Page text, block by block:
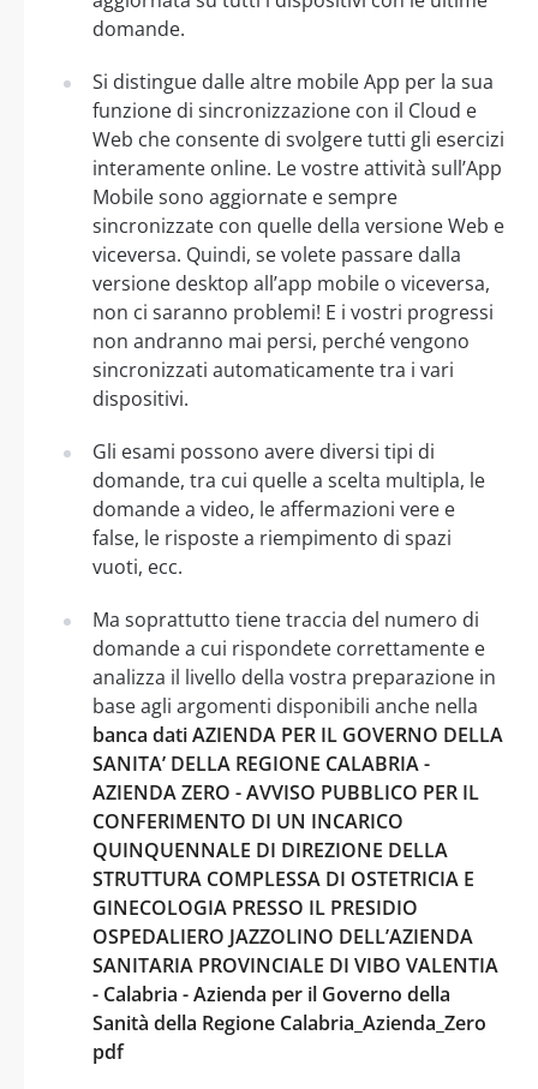
domande.
Si distingue dalle altre mobile App per la sua
funzione di sincronizzazione con il Cloud e
Web che consente di svolgere tutti gli esercizi
interamente online. Le vostre attività sull’App
Mobile sono aggiornate e sempre
sincronizzate con quelle della versione Web e
viceversa. Quindi, se volete passare dalla
versione desktop all’app mobile o viceversa,
non ci saranno problemi! E i vostri progressi
non andranno mai persi, perché vengono
sincronizzati automaticamente tra i vari
dispositivi.
Gli esami possono avere diversi tipi di
domande, tra cui quelle a scelta multipla, le
domande a video, le affermazioni vere e
false, le risposte a riempimento di spazi
vuoti, ecc.
Ma soprattutto tiene traccia del numero di
domande a cui rispondete correttamente e
analizza il livello della vostra preparazione in
base agli argomenti disponibili anche nella
banca dati AZIENDA PER IL GOVERNO DELLA
SANITA’ DELLA REGIONE CALABRIA -
AZIENDA ZERO - AVVISO PUBBLICO PER IL
CONFERIMENTO DI UN INCARICO
QUINQUENNALE DI DIREZIONE DELLA
STRUTTURA COMPLESSA DI OSTETRICIA E
GINECOLOGIA PRESSO IL PRESIDIO
OSPEDALIERO JAZZOLINO DELL’AZIENDA
SANITARIA PROVINCIALE DI VIBO VALENTIA
- Calabria - Azienda per il Governo della
Sanità della Regione Calabria_Azienda_Zero
pdf